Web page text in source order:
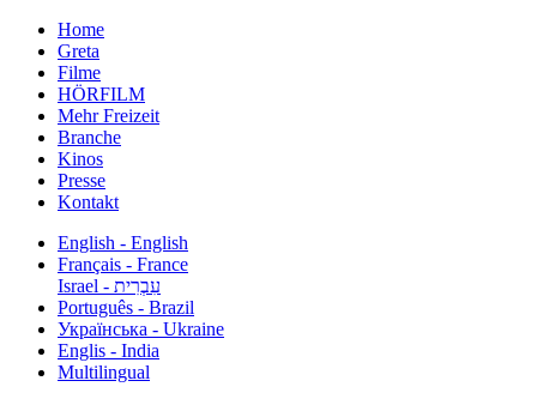
Home
Greta
Filme
HÖRFILM
Mehr Freizeit
Branche
Kinos
Presse
Kontakt
English - English
Français - France
עִבְרִית - Israel
Português - Brazil
Українська - Ukraine
Englis - India
Multilingual